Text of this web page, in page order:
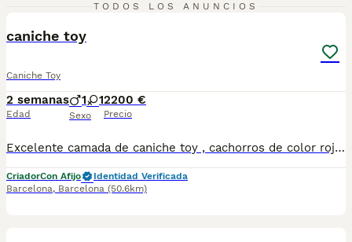
TODOS LOS ANUNCIOS
caniche toy
Caniche Toy
2 semanas
Edad
1 1
Sexo
2200 €
Precio
Excelente camada de caniche toy , cachorros de color rojo intenso, padres de líneas muy selectas y con los mejores pedigríes del momento 📞INFORMO 689810407📞
CriadorCon Afijo
Identidad Verificada
Barcelona, Barcelona (50.6km)